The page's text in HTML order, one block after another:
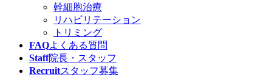
幹細胞治療
リハビリテーション
トリミング
FAQよくある質問
Staff院長・スタッフ
Recruitスタッフ募集